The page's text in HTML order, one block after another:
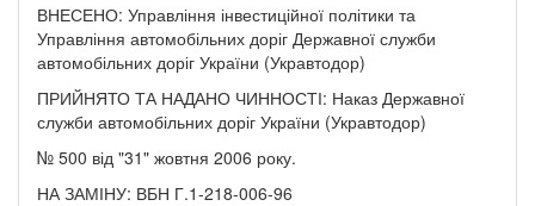
ВНЕСЕНО: Управління інвестиційної політики та
Управління автомобільних доріг Державної служби
автомобільних доріг України (Укравтодор)
ПРИЙНЯТО ТА НАДАНО ЧИННОСТІ: Наказ Державної
служби автомобільних доріг України (Укравтодор)
№ 500 від "31" жовтня 2006 року.
НА ЗАМІНУ: ВБН Г.1-218-006-96